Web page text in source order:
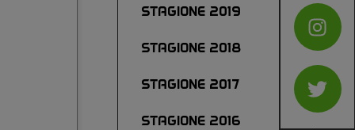
STAGIONE 2019
STAGIONE 2018
STAGIONE 2017
STAGIONE 2016